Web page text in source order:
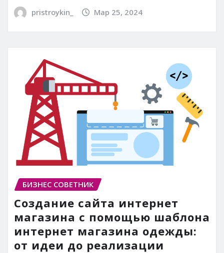
pristroykin_ Мар 25, 2024
БИЗНЕС СОВЕТНИК
Создание сайта интернет
магазина с помощью шаблона
интернет магазина одежды:
от идеи до реализации